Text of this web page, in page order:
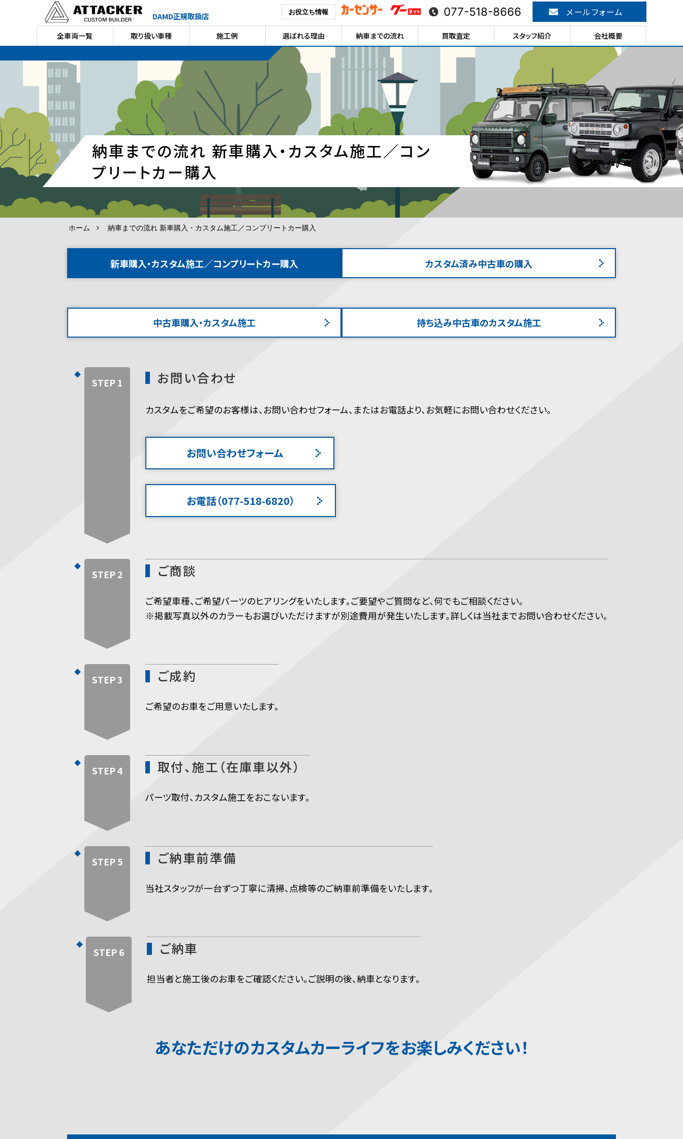
DAMD正規取扱店 お役立ち情報 077-518-8666 メールフォーム
全車両一覧 取り扱い車種 施工例 選ばれる理由 納車までの流れ 買取査定 スタッフ紹介 会社概要
納車までの流れ 新車購入・カスタム施工／コン
プリートカー購入
ホーム 納車までの流れ 新車購入・カスタム施工／コンプリートカー購入
新車購入・カスタム施工／コンプリートカー購入 カスタム済み中古車の購入
中古車購入・カスタム施工 持ち込み中古車のカスタム施工
STEP 1 お問い合わせ
カスタムをご希望のお客様は、お問い合わせフォーム、またはお電話より、お気軽にお問い合わせください。
お問い合わせフォーム
お電話（077-518-6820）
STEP 2 ご商談
ご希望車種、ご希望パーツのヒアリングをいたします。ご要望やご質問など、何でもご相談ください。
※掲載写真以外のカラーもお選びいただけますが別途費用が発生いたします。詳しくは当社までお問い合わせください。
STEP 3 ご成約
ご希望のお車をご用意いたします。
STEP 4 取付、施工（在庫車以外）
パーツ取付、カスタム施工をおこないます。
STEP 5 ご納車前準備
当社スタッフが一台ずつ丁寧に清掃、点検等のご納車前準備をいたします。
STEP 6 ご納車
担当者と施工後のお車をご確認ください。ご説明の後、納車となります。
あなただけのカスタムカーライフをお楽しみください！